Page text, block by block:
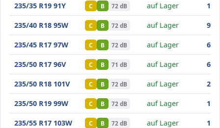
Goodride SA37
235/35 R19 91Y C B 72 dB auf Lager 154
Goodride SA37
235/40 R18 95W C B 72 dB auf Lager 93
Goodride SA37
235/45 R17 97W C B 72 dB auf Lager 66
Goodride SA37
235/50 R17 96V C B 71 dB auf Lager 64
Goodride SA37
235/50 R18 101V C B 72 dB auf Lager 201
Goodride SA37
235/50 R19 99W C B 72 dB auf Lager 112
Goodride SA37
235/55 R17 103W C B 72 dB auf Lager 161